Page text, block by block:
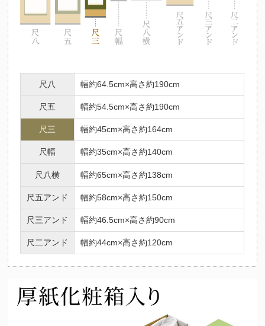
尺八 幅約64.5cm×高さ約190cm
尺五 幅約54.5cm×高さ約190cm
尺三 幅約45cm×高さ約164cm
尺幅 幅約35cm×高さ約140cm
尺八横 幅約65cm×高さ約138cm
尺五アンド 幅約58cm×高さ約150cm
尺三アンド 幅約46.5cm×高さ約90cm
尺二アンド 幅約44cm×高さ約120cm